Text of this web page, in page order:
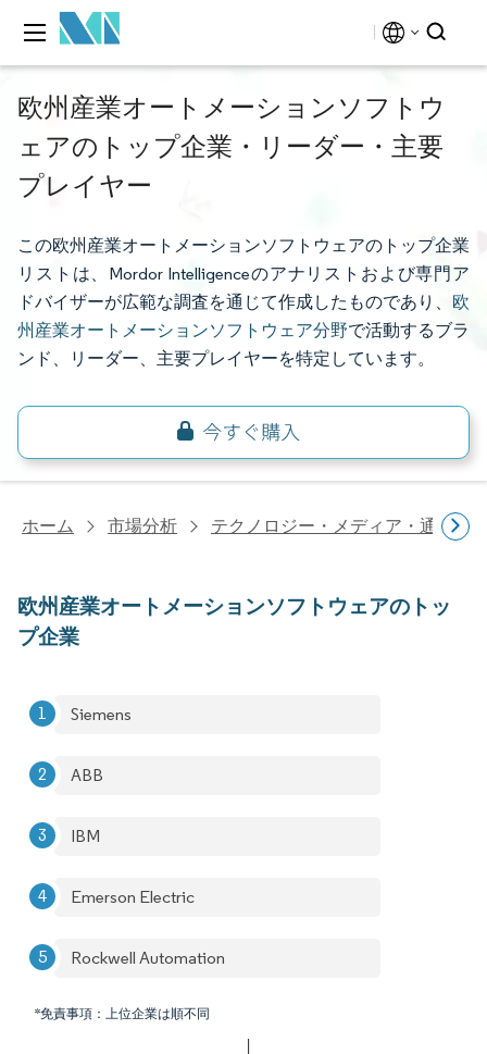
欧州産業オートメーションソフトウ
ェアのトップ企業・リーダー・主要
プレイヤー
この欧州産業オートメーションソフトウェアのトップ企業
リストは、Mordor Intelligenceのアナリストおよび専門ア
ドバイザーが広範な調査を通じて作成したものであり、 欧
州産業オートメーションソフトウェア分野で活動するブラ
ンド、リーダー、主要プレイヤーを特定しています。
ホーム 市場分析 テクノロジー・メディア・通信研
欧州産業オートメーションソフトウェアのトッ
プ企業
Siemens
ABB
IBM
Emerson Electric
Rockwell Automation
*免責事項：上位企業は順不同